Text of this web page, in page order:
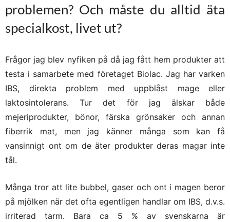
problemen? Och måste du alltid äta
specialkost, livet ut?
Frågor jag blev nyfiken på då jag fått hem produkter att
testa i samarbete med företaget Biolac. Jag har varken
IBS, direkta problem med uppblåst mage eller
laktosintolerans. Tur det för jag älskar både
mejeriprodukter, bönor, färska grönsaker och annan
fiberrik mat, men jag känner många som kan få
vansinnigt ont om de äter produkter deras magar inte
tål.
Många tror att lite bubbel, gaser och ont i magen beror
på mjölken när det ofta egentligen handlar om IBS, d.v.s.
irriterad tarm. Bara ca 5 % av svenskarna är